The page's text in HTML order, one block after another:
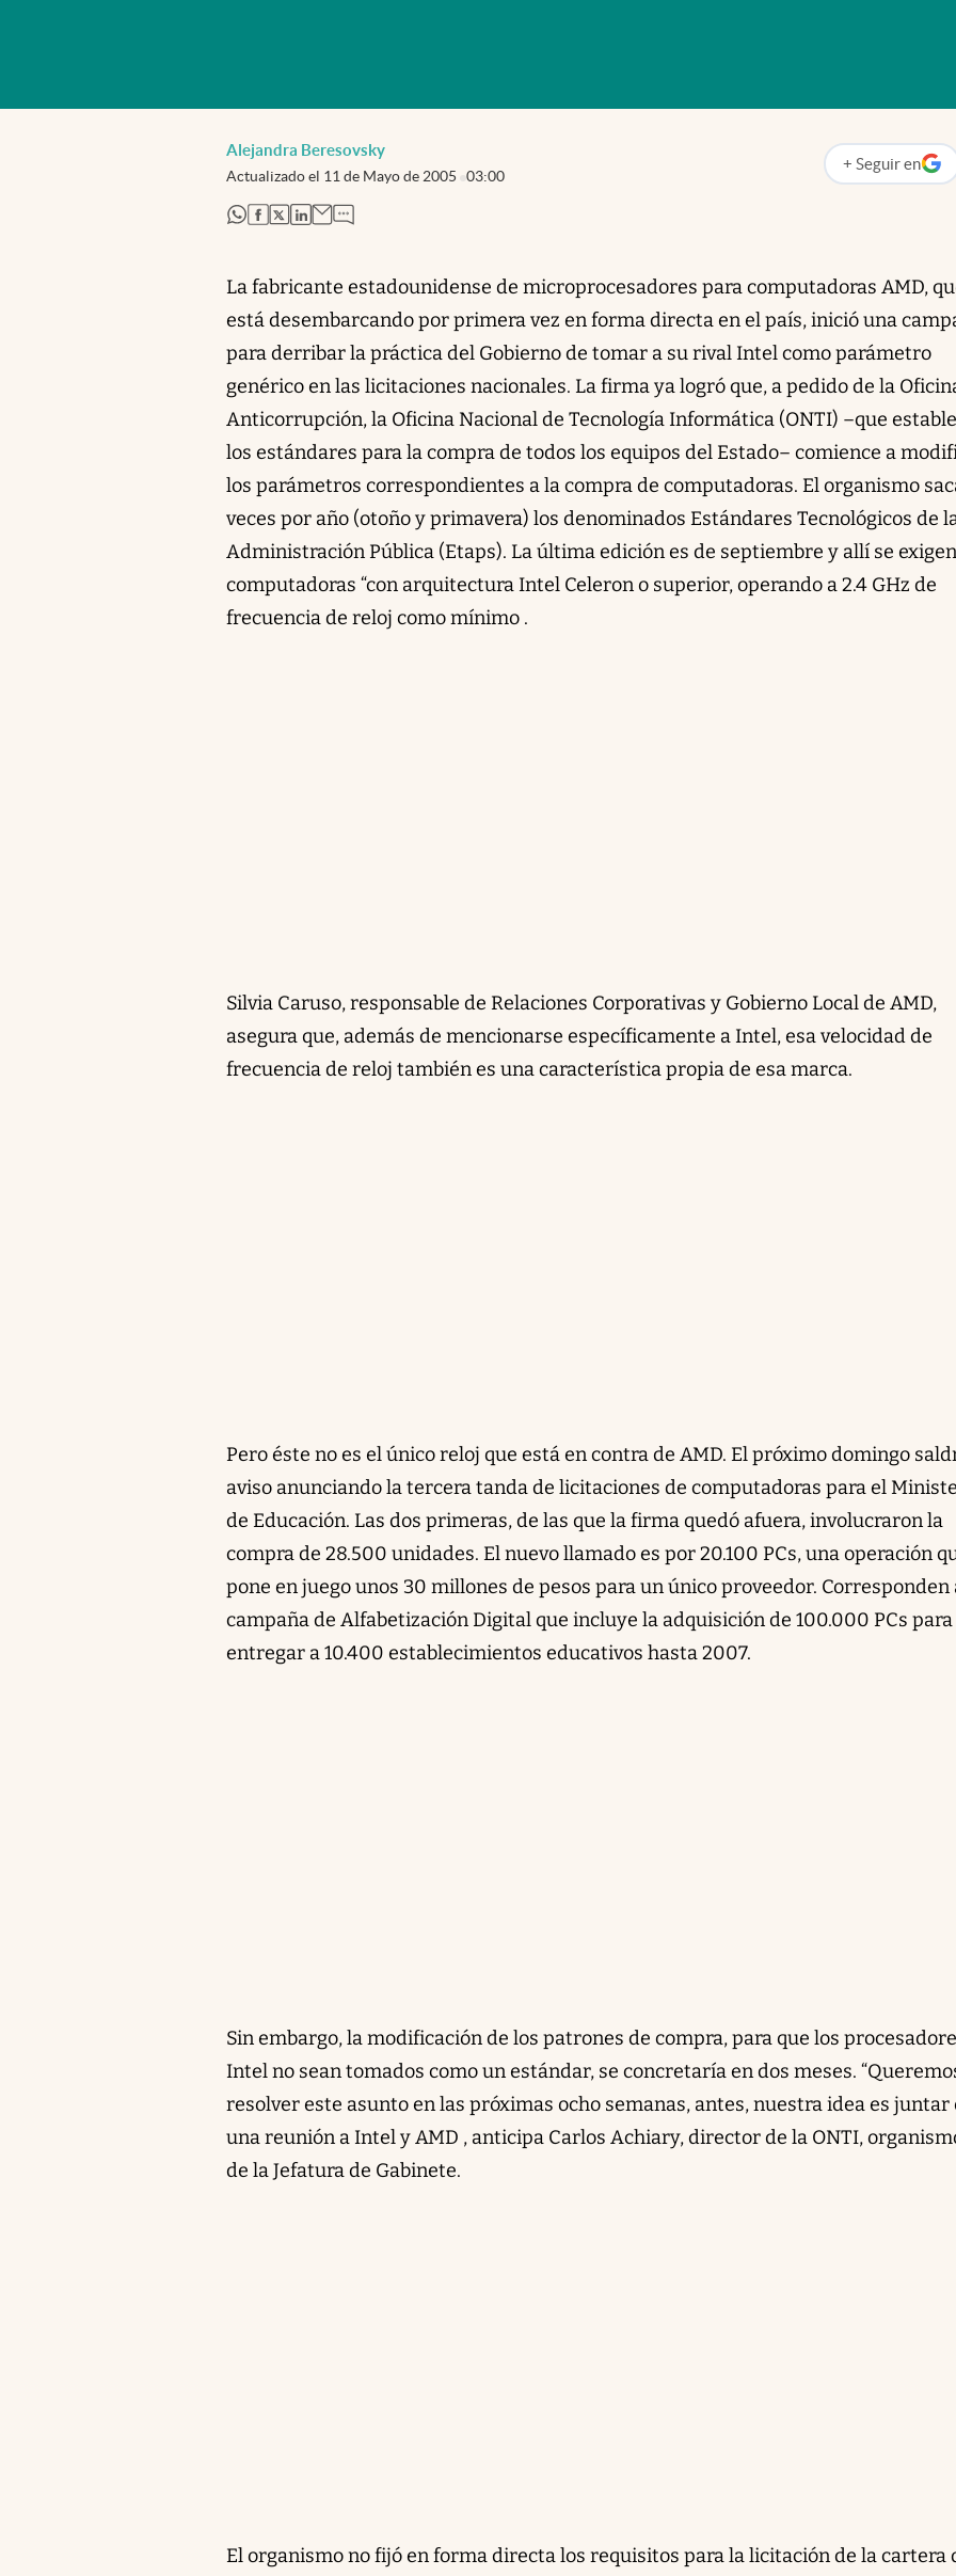
Alejandra Beresovsky
Actualizado el 11 de Mayo de 2005 03:00
+ Seguir en
abre en nueva
abre en nueva pestaña
abre en nueva pestaña
abre en nueva pestaña
abre en nueva pestaña
La fabricante estadounidense de microprocesadores para computadoras AMD,
está desembarcando por primera vez en forma directa en el país, inició una
para derribar la práctica del Gobierno de tomar a su rival Intel como parámetro
genérico en las licitaciones nacionales. La firma ya logró que, a pedido de la
Anticorrupción, la Oficina Nacional de Tecnología Informática (ONTI) –que
los estándares para la compra de todos los equipos del Estado– comience a
los parámetros correspondientes a la compra de computadoras. El organismo
veces por año (otoño y primavera) los denominados Estándares Tecnológicos de
Administración Pública (Etaps). La última edición es de septiembre y allí se exigen
computadoras “con arquitectura Intel Celeron o superior, operando a 2.4 GHz de
frecuencia de reloj como mínimo .
Silvia Caruso, responsable de Relaciones Corporativas y Gobierno Local de AMD,
asegura que, además de mencionarse específicamente a Intel, esa velocidad de
frecuencia de reloj también es una característica propia de esa marca.
Pero éste no es el único reloj que está en contra de AMD. El próximo domingo
aviso anunciando la tercera tanda de licitaciones de computadoras para el
de Educación. Las dos primeras, de las que la firma quedó afuera, involucraron la
compra de 28.500 unidades. El nuevo llamado es por 20.100 PCs, una operación
pone en juego unos 30 millones de pesos para un único proveedor. Corresponden
campaña de Alfabetización Digital que incluye la adquisición de 100.000 PCs para
entregar a 10.400 establecimientos educativos hasta 2007.
Sin embargo, la modificación de los patrones de compra, para que los
Intel no sean tomados como un estándar, se concretaría en dos meses.
resolver este asunto en las próximas ocho semanas, antes, nuestra idea es juntar
una reunión a Intel y AMD , anticipa Carlos Achiary, director de la ONTI,
de la Jefatura de Gabinete.
El organismo no fijó en forma directa los requisitos para la licitación de la cartera